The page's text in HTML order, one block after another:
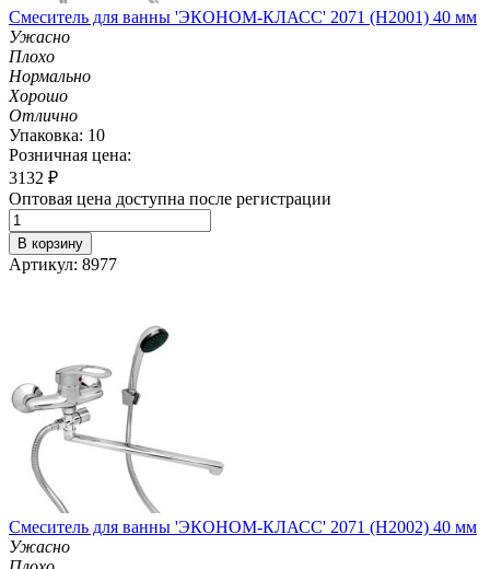
Смеситель для ванны 'ЭКОНОМ-КЛАСС' 2071 (H2001) 40 мм
Ужасно
Плохо
Нормально
Хорошо
Отлично
Упаковка: 10
Розничная цена:
3132 ₽
Оптовая цена доступна после регистрации
В корзину
Артикул: 8977
Смеситель для ванны 'ЭКОНОМ-КЛАСС' 2071 (H2002) 40 мм
Ужасно